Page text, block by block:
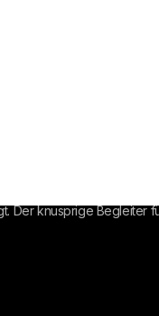
Der knusprige Begleiter